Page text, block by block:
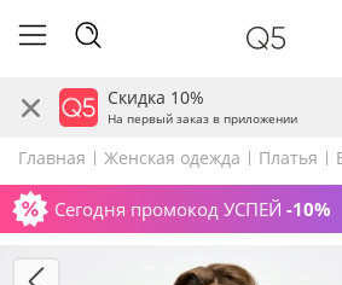
Скидка 10%
На первый заказ в приложении
Главная Женская одежда Платья
Сегодня промокод УСПЕЙ -10%